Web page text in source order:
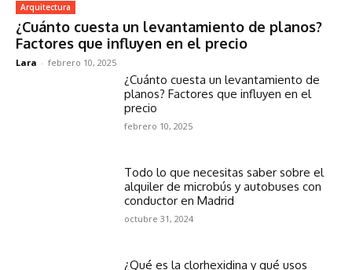
Arquitectura
¿Cuánto cuesta un levantamiento de planos?
Factores que influyen en el precio
Lara - febrero 10, 2025
¿Cuánto cuesta un levantamiento de
planos? Factores que influyen en el
precio
febrero 10, 2025
Todo lo que necesitas saber sobre el
alquiler de microbús y autobuses con
conductor en Madrid
octubre 31, 2024
¿Qué es la clorhexidina y qué usos